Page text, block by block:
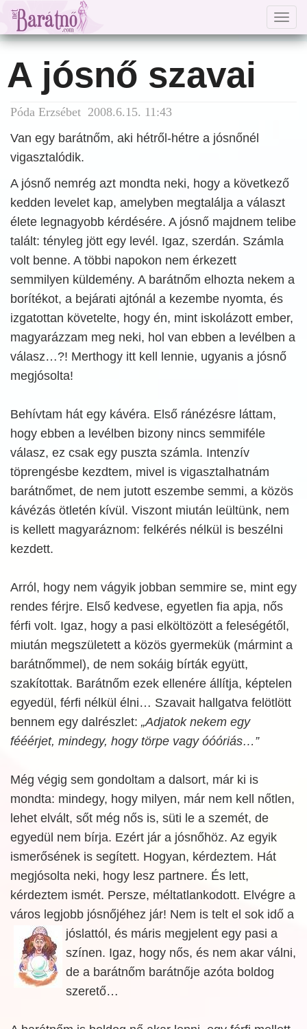
A jósnő szavai
Póda Erzsébet 2008.6.15. 11:43
Van egy barátnőm, aki hétről-hétre a jósnőnél
vigasztalódik.
A jósnő nemrég azt mondta neki, hogy a következő
kedden levelet kap, amelyben megtalálja a választ
élete legnagyobb kérdésére. A jósnő majdnem telibe
talált: tényleg jött egy levél. Igaz, szerdán. Számla
volt benne. A többi napokon nem érkezett
semmilyen küldemény. A barátnőm elhozta nekem a
borítékot, a bejárati ajtónál a kezembe nyomta, és
izgatottan követelte, hogy én, mint iskolázott ember,
magyarázzam meg neki, hol van ebben a levélben a
válasz…?! Merthogy itt kell lennie, ugyanis a jósnő
megjósolta!
Behívtam hát egy kávéra. Első ránézésre láttam,
hogy ebben a levélben bizony nincs semmiféle
válasz, ez csak egy puszta számla. Intenzív
töprengésbe kezdtem, mivel is vigasztalhatnám
barátnőmet, de nem jutott eszembe semmi, a közös
kávézás ötletén kívül. Viszont miután leültünk, nem
is kellett magyaráznom: felkérés nélkül is beszélni
kezdett.
Arról, hogy nem vágyik jobban semmire se, mint egy
rendes férjre. Első kedvese, egyetlen fia apja, nős
férfi volt. Igaz, hogy a pasi elköltözött a feleségétől,
miután megszületett a közös gyermekük (mármint a
barátnőmmel), de nem sokáig bírták együtt,
szakítottak. Barátnőm ezek ellenére állítja, képtelen
egyedül, férfi nélkül élni… Szavait hallgatva felötlött
bennem egy dalrészlet: „Adjatok nekem egy
fééérjet, mindegy, hogy törpe vagy óóóriás…”
Még végig sem gondoltam a dalsort, már ki is
mondta: mindegy, hogy milyen, már nem kell nőtlen,
lehet elvált, sőt még nős is, süti le a szemét, de
egyedül nem bírja. Ezért jár a jósnőhöz. Az egyik
ismerősének is segített. Hogyan, kérdeztem. Hát
megjósolta neki, hogy lesz partnere. És lett,
kérdeztem ismét. Persze, méltatlankodott. Elvégre a
város legjobb jósnőjéhez jár! Nem is telt el sok idő a
jóslattól, és máris megjelent egy pasi a
színen. Igaz, hogy nős, és nem akar válni,
de a barátnőm barátnője azóta boldog
szerető…